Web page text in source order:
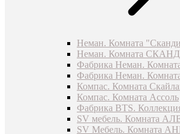
Неман. Комната
Неман. Комната
Фабрика Неман.
Фабрика Неман.
Компас. Комната
Компас. Комната Ассоль
Фабрика BTS.
SV мебель. Комната
SV Мебель. Комната